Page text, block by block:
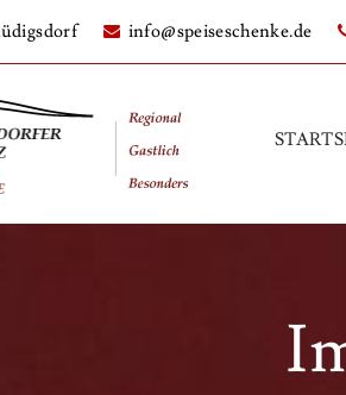
info@speiseschenke.de